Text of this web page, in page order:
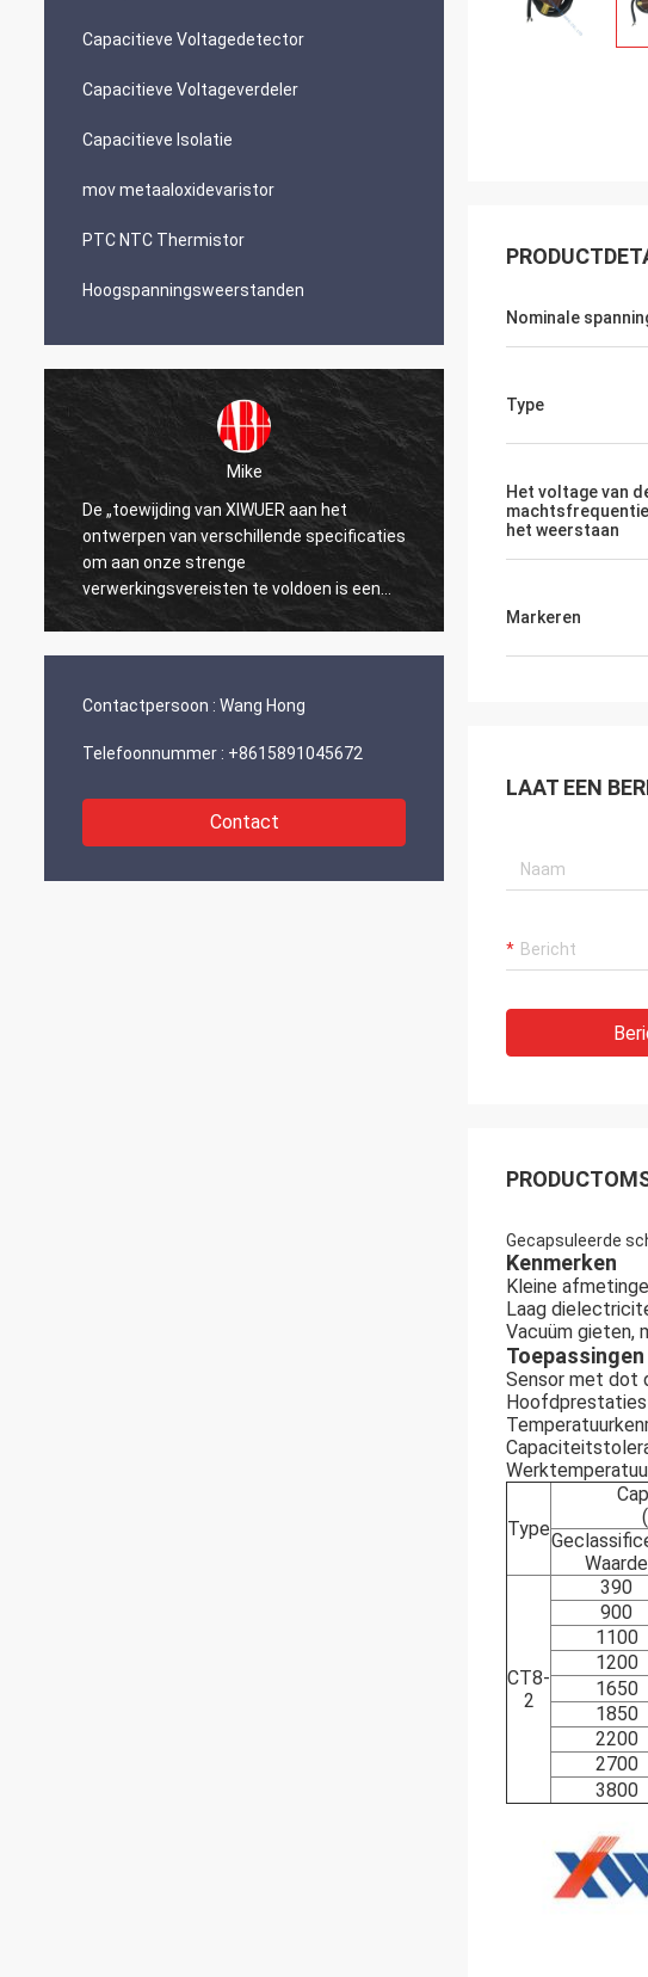
Capacitieve Voltagedetector
Capacitieve Voltageverdeler
Capacitieve Isolatie
mov metaaloxidevaristor
PTC NTC Thermistor
Hoogspanningsweerstanden
Mike
De „toewijding van XIWUER aan het
ontwerpen van verschillende specificaties
om aan onze strenge
verwerkingsvereisten te voldoen is een
testament aan onze jaren van onderzoek
„XIWUER heeft
demonstreert
Contactpersoon : Wang Hong
Telefoonnummer : +8615891045672
Contact
Nominale
Type
Het voltage van
machtsfrequentie
het weerstaan
Markeren
LAAT EEN
Gecapsuleerde
Kenmerken
Kleine
Laag
Vacuüm gieten,
Toepassingen
Sensor met dot
Hoofdprestaties
Type
Waarde
CT8-
2
390
900
1100
1200
1650
1850
2200
2700
3800